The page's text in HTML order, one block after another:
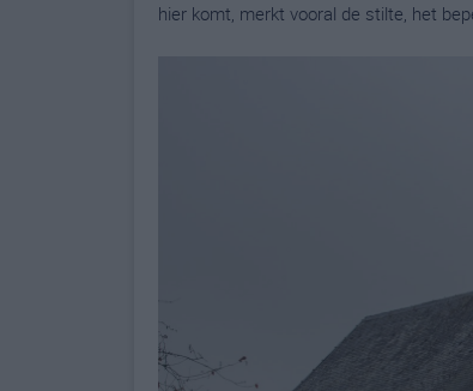
hier komt, merkt vooral de stilte, het